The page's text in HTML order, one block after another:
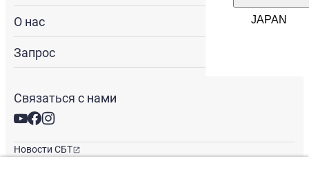
О нас
Запрос
Связаться с нами
Новости СБТ